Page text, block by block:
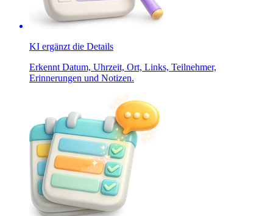
KI ergänzt die Details
Erkennt Datum, Uhrzeit, Ort, Links, Teilnehmer,
Erinnerungen und Notizen.